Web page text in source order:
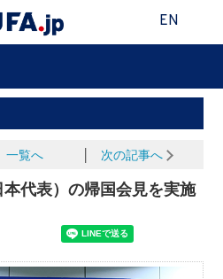
EN
一覧へ 次の記事へ
代表）の帰国会見を実施